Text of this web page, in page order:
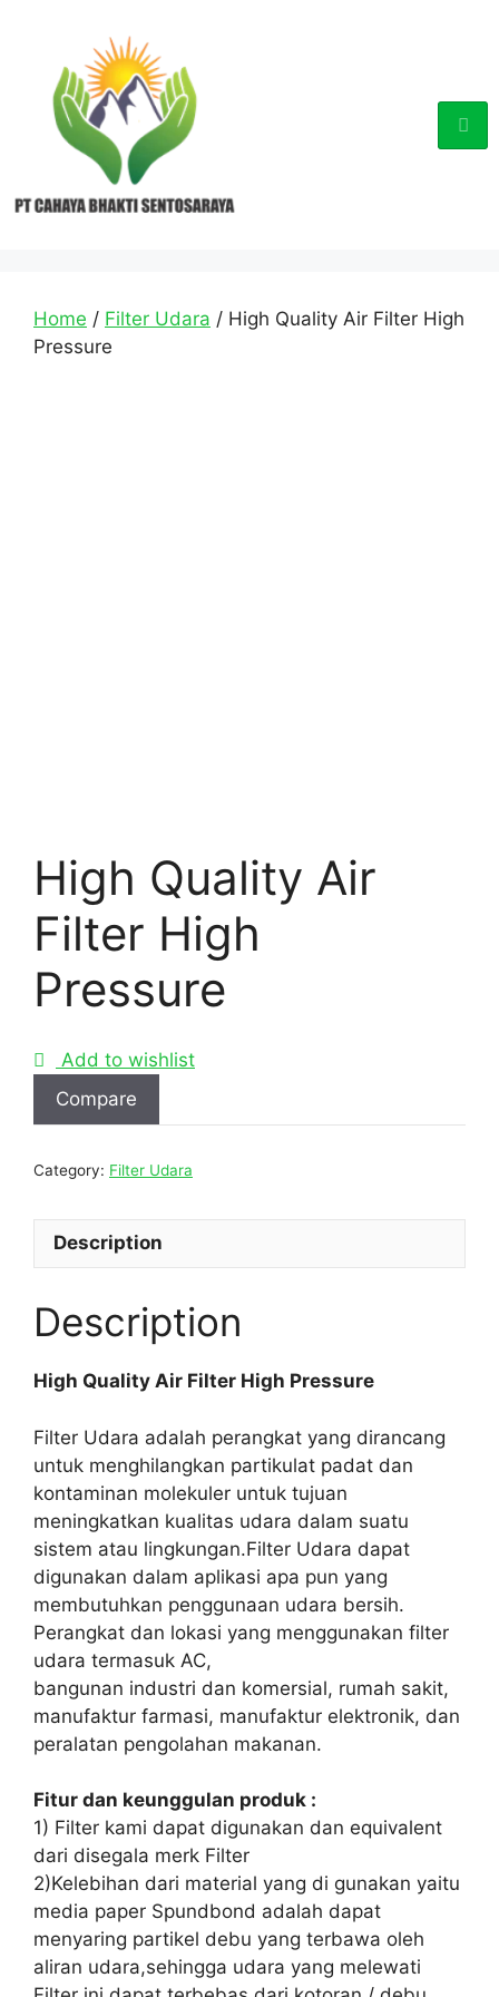
Home / Filter Udara / High Quality Air Filter High
Pressure
High Quality Air
Filter High
Pressure
Add to wishlist
Compare
Category: Filter Udara
Description
Description
High Quality Air Filter High Pressure
Filter Udara adalah perangkat yang dirancang
untuk menghilangkan partikulat padat dan
kontaminan molekuler untuk tujuan
meningkatkan kualitas udara dalam suatu
sistem atau lingkungan.Filter Udara dapat
digunakan dalam aplikasi apa pun yang
membutuhkan penggunaan udara bersih.
Perangkat dan lokasi yang menggunakan filter
udara termasuk AC,
bangunan industri dan komersial, rumah sakit,
manufaktur farmasi, manufaktur elektronik, dan
peralatan pengolahan makanan.
Fitur dan keunggulan produk :
1) Filter kami dapat digunakan dan equivalent
dari disegala merk Filter
2)Kelebihan dari material yang di gunakan yaitu
media paper Spundbond adalah dapat
menyaring partikel debu yang terbawa oleh
aliran udara,sehingga udara yang melewati